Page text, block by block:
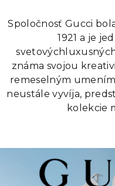
Spoločnosť Gucci
1921 a je
známa svojou
remeselným
neustále vyvíja,
kolekcie